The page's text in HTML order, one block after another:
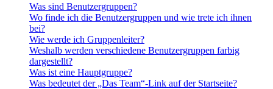
Was sind Benutzergruppen?
Wo finde ich die Benutzergruppen und wie trete ich ihnen
bei?
Wie werde ich Gruppenleiter?
Weshalb werden verschiedene Benutzergruppen farbig
dargestellt?
Was ist eine Hauptgruppe?
Was bedeutet der „Das Team“-Link auf der Startseite?